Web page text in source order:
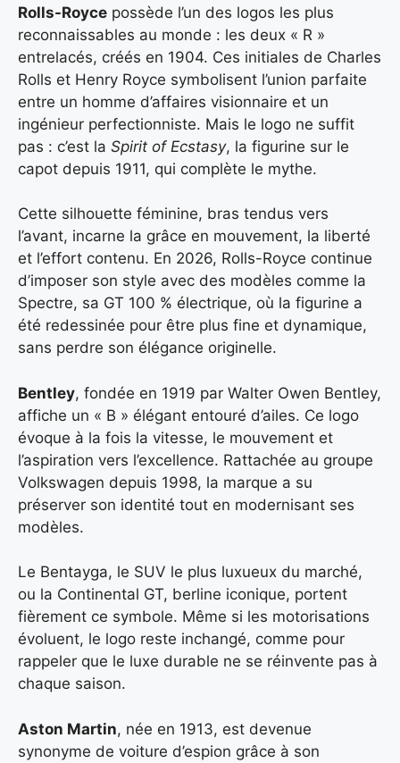
Rolls-Royce possède l’un des logos les plus
reconnaissables au monde : les deux « R »
entrelacés, créés en 1904. Ces initiales de Charles
Rolls et Henry Royce symbolisent l’union parfaite
entre un homme d’affaires visionnaire et un
ingénieur perfectionniste. Mais le logo ne suffit
pas : c’est la Spirit of Ecstasy, la figurine sur le
capot depuis 1911, qui complète le mythe.
Cette silhouette féminine, bras tendus vers
l’avant, incarne la grâce en mouvement, la liberté
et l’effort contenu. En 2026, Rolls-Royce continue
d’imposer son style avec des modèles comme la
Spectre, sa GT 100 % électrique, où la figurine a
été redessinée pour être plus fine et dynamique,
sans perdre son élégance originelle.
Bentley, fondée en 1919 par Walter Owen Bentley,
affiche un « B » élégant entouré d’ailes. Ce logo
évoque à la fois la vitesse, le mouvement et
l’aspiration vers l’excellence. Rattachée au groupe
Volkswagen depuis 1998, la marque a su
préserver son identité tout en modernisant ses
modèles.
Le Bentayga, le SUV le plus luxueux du marché,
ou la Continental GT, berline iconique, portent
fièrement ce symbole. Même si les motorisations
évoluent, le logo reste inchangé, comme pour
rappeler que le luxe durable ne se réinvente pas à
chaque saison.
Aston Martin, née en 1913, est devenue
synonyme de voiture d’espion grâce à son